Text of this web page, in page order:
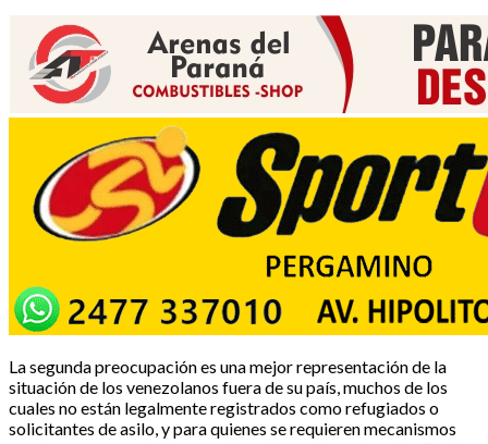
La segunda preocupación es una mejor representación de la
situación de los venezolanos fuera de su país, muchos de los
cuales no están legalmente registrados como refugiados o
solicitantes de asilo, y para quienes se requieren mecanismos